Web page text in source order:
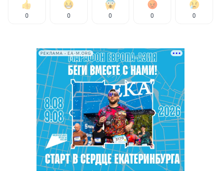
0 0 0 0 0
РЕКЛАМА • EA-M.ORG